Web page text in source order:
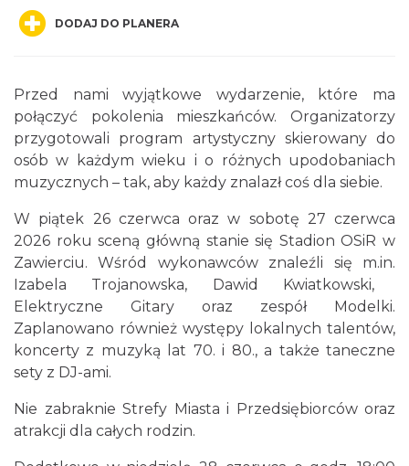
Metal vs Core Zawiercie 2026
Zawiercie
2026-09-05
1.28 km
Światowy Festiwal Prażonek w Porębie
Poręba
5.45 km
DODAJ DO PLANERA
Przed nami wyjątkowe wydarzenie, które ma
połączyć pokolenia mieszkańców. Organizatorzy
przygotowali program artystyczny skierowany do
osób w każdym wieku i o różnych upodobaniach
muzycznych – tak, aby każdy znalazł coś dla siebie.
W piątek 26 czerwca oraz w sobotę 27 czerwca
2026 roku sceną główną stanie się Stadion OSiR w
Zawierciu. Wśród wykonawców znaleźli się m.in.
Izabela Trojanowska, Dawid Kwiatkowski,
Elektryczne Gitary oraz zespół Modelki.
Zaplanowano również występy lokalnych talentów,
koncerty z muzyką lat 70. i 80., a także taneczne
sety z DJ-ami.
Nie zabraknie Strefy Miasta i Przedsiębiorców oraz
atrakcji dla całych rodzin.